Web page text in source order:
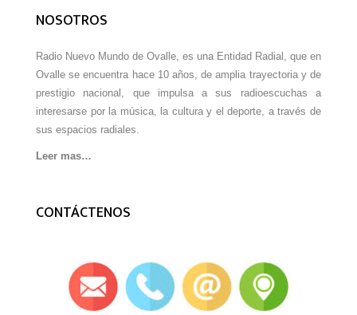
NOSOTROS
Radio Nuevo Mundo de Ovalle, es una Entidad Radial, que en
Ovalle se encuentra hace 10 años, de amplia trayectoria y de
prestigio nacional, que impulsa a sus radioescuchas a
interesarse por la música, la cultura y el deporte, a través de
sus espacios radiales.
Leer mas…
CONTÁCTENOS